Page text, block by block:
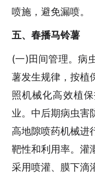
喷施，避免漏喷。
五、春播马铃薯
(一)田间管理。病
薯发生规律，按植
照机械化高效植
业。中后期病虫害
高地隙喷药机械进
靶性和利用率。灌
采用喷灌、膜下滴